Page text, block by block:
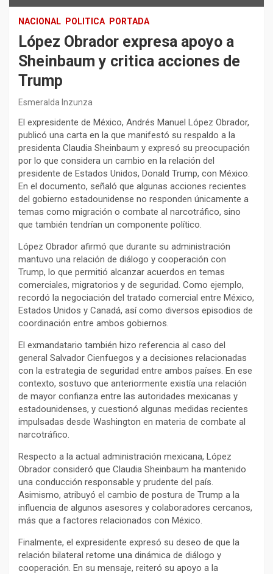
NACIONAL POLITICA PORTADA
López Obrador expresa apoyo a
Sheinbaum y critica acciones de
Trump
Esmeralda Inzunza
El expresidente de México, Andrés Manuel López Obrador,
publicó una carta en la que manifestó su respaldo a la
presidenta Claudia Sheinbaum y expresó su preocupación
por lo que considera un cambio en la relación del
presidente de Estados Unidos, Donald Trump, con México.
En el documento, señaló que algunas acciones recientes
del gobierno estadounidense no responden únicamente a
temas como migración o combate al narcotráfico, sino
que también tendrían un componente político.
López Obrador afirmó que durante su administración
mantuvo una relación de diálogo y cooperación con
Trump, lo que permitió alcanzar acuerdos en temas
comerciales, migratorios y de seguridad. Como ejemplo,
recordó la negociación del tratado comercial entre México,
Estados Unidos y Canadá, así como diversos episodios de
coordinación entre ambos gobiernos.
El exmandatario también hizo referencia al caso del
general Salvador Cienfuegos y a decisiones relacionadas
con la estrategia de seguridad entre ambos países. En ese
contexto, sostuvo que anteriormente existía una relación
de mayor confianza entre las autoridades mexicanas y
estadounidenses, y cuestionó algunas medidas recientes
impulsadas desde Washington en materia de combate al
narcotráfico.
Respecto a la actual administración mexicana, López
Obrador consideró que Claudia Sheinbaum ha mantenido
una conducción responsable y prudente del país.
Asimismo, atribuyó el cambio de postura de Trump a la
influencia de algunos asesores y colaboradores cercanos,
más que a factores relacionados con México.
Finalmente, el expresidente expresó su deseo de que la
relación bilateral retome una dinámica de diálogo y
cooperación. En su mensaje, reiteró su apoyo a la